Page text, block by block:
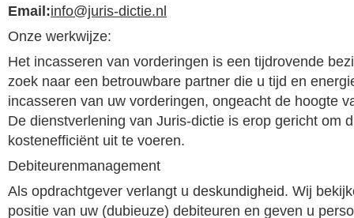
Email:info@juris-dictie.nl
Onze werkwijze:
Het incasseren van vorderingen is een tijdrovende
zoek naar een betrouwbare partner die u tijd en
incasseren van uw vorderingen, ongeacht de hoogte
De dienstverlening van Juris-dictie is erop gericht om
kostenefficiënt uit te voeren.
Debiteurenmanagement
Als opdrachtgever verlangt u deskundigheid. Wij
positie van uw (dubieuze) debiteuren en geven u